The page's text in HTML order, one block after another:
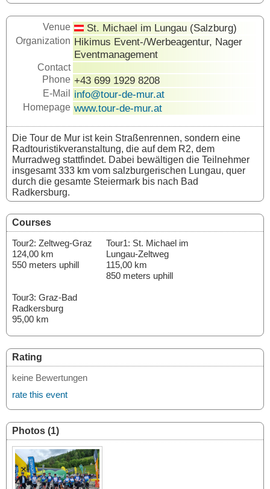
Venue St. Michael im Lungau (Salzburg)
Organization Hikimus Event-/Werbeagentur, Nager
Eventmanagement
Contact
Phone +43 699 1929 8208
E-Mail info@tour-de-mur.at
Homepage www.tour-de-mur.at
Die Tour de Mur ist kein Straßenrennen, sondern eine
Radtouristikveranstaltung, die auf dem R2, dem
Murradweg stattfindet. Dabei bewältigen die Teilnehmer
insgesamt 333 km vom salzburgerischen Lungau, quer
durch die gesamte Steiermark bis nach Bad
Radkersburg.
Courses
Tour2: Zeltweg-Graz
124,00 km
550 meters uphill
Tour1: St. Michael im
Lungau-Zeltweg
115,00 km
850 meters uphill
Tour3: Graz-Bad
Radkersburg
95,00 km
Rating
keine Bewertungen
rate this event
Photos (1)